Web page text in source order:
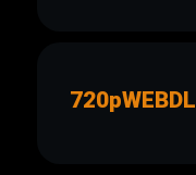
720pWEBDL